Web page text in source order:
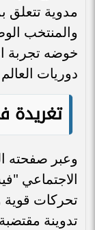
مدوية تتعلق
والمنتخب
خوضه تجربة
دوريات
تغريدة
وعبر صفحته
الاجتماعي
تحركات
تدوينة